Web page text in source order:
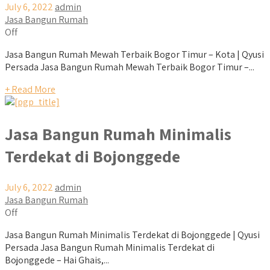
July 6, 2022 admin
Jasa Bangun Rumah
Off
Jasa Bangun Rumah Mewah Terbaik Bogor Timur – Kota | Qyusi
Persada Jasa Bangun Rumah Mewah Terbaik Bogor Timur –...
+ Read More
Jasa Bangun Rumah Minimalis
Terdekat di Bojonggede
July 6, 2022 admin
Jasa Bangun Rumah
Off
Jasa Bangun Rumah Minimalis Terdekat di Bojonggede | Qyusi
Persada Jasa Bangun Rumah Minimalis Terdekat di
Bojonggede – Hai Ghais,...